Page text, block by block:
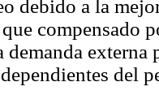
debido a la
que compensado
demanda
del